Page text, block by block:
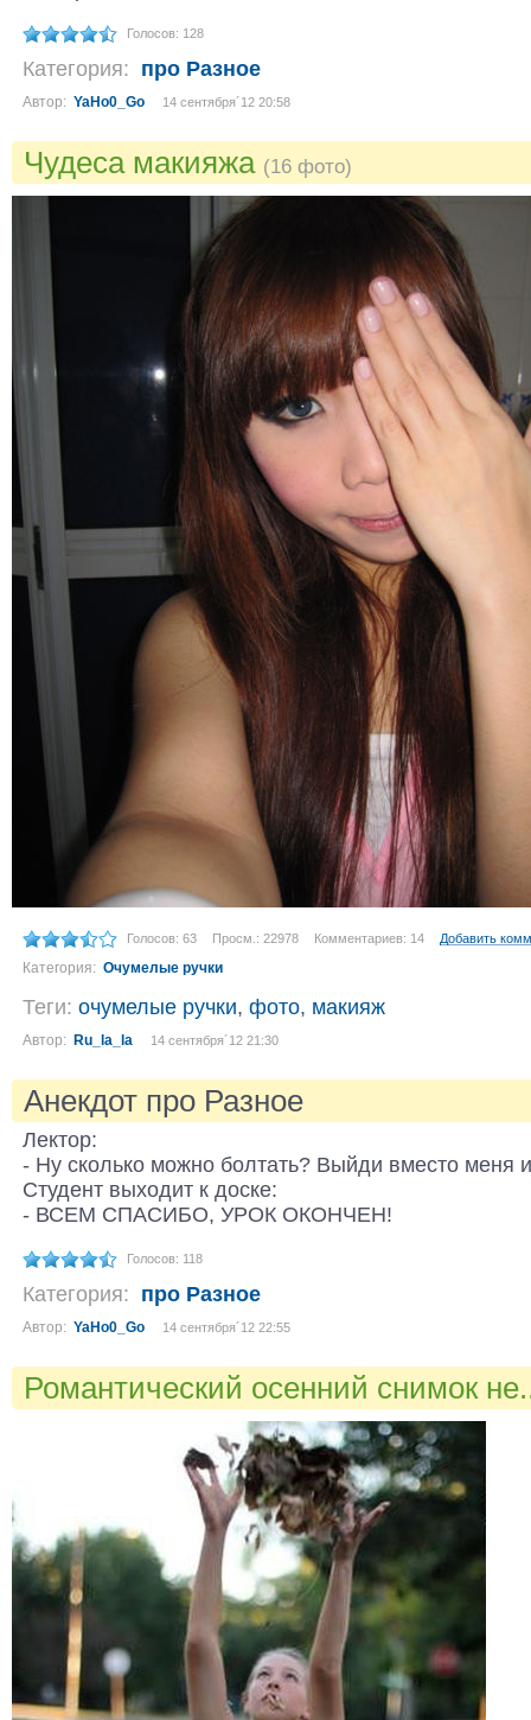
Голосов: 128
Категория: про Разное
Автор: YaHo0_Go 14 сентября´12 20:58
Чудеса макияжа (16 фото)
Голосов: 63 Просм.: 22978 Комментариев: 14 Добавить
Категория: Очумелые ручки
Теги: очумелые ручки, фото, макияж
Автор: Ru_la_la 14 сентября´12 21:30
Анекдот про Разное
Лектор:
- Ну сколько можно болтать? Выйди вместо меня
Студент выходит к доске:
- ВСЕМ СПАСИБО, УРОК ОКОНЧЕН!
Голосов: 118
Категория: про Разное
Автор: YaHo0_Go 14 сентября´12 22:55
Романтический осенний снимок